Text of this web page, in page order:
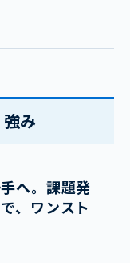
み
へ。課題発
、ワンスト